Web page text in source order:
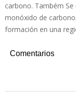
carbono. Também
monóxido de
formación en una
Comentarios